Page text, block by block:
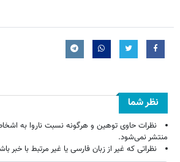
نظر شما
نظرات حاوی توهین و هرگونه نسبت ناروا به
منتشر نمی‌شود.
نظراتی که غیر از زبان فارسی یا غیر مرتبط با خبر